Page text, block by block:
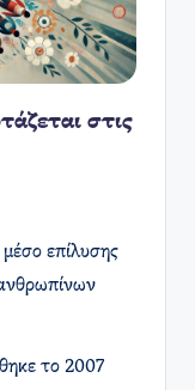
στις
επίλυσης
το 2007